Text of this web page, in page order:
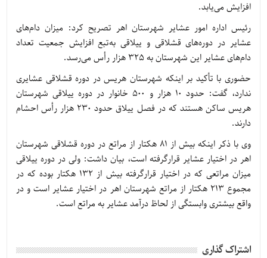
افزایش می‌یابد.
رئیس اداره امور عشایر شهرستان اهر تصریح کرد: میزان دام‌های
عشایر در دوره‌های قشلاقی و ییلاقی به‌تبع افزایش جمعیت تعداد
دام‌های عشایر این شهرستان به 325 هزار رأس می‌رسد.
حضوری با تأکید بر اینکه شهرستان هریس در دوره قشلاقی عشایری
ندارد، گفت: حدود 10 هزار و 500 خانوار در دوره ییلاقی شهرستان
هریس ساکن هستند که در فصل ییلاق حدود 230 هزار رأس احشام
دارند.
وی با ذکر اینکه بیش از 81 هکتار از مراتع در دوره قشلاقی شهرستان
اهر در اختیار عشایر قرارگرفته است، بیان داشت: ولی در دوره ییلاقی
میزان مراتعی که در اختیار قرارگرفته بیش از 132 هکتار بوده که در
مجموع 213 هکتار از مراتع شهرستان اهر در اختیار عشایر است و در
واقع بیشتری وابستگی از لحاظ درآمد عشایر به مراتع است.
اشتراک گذاری